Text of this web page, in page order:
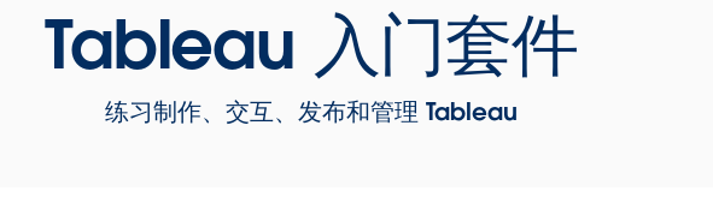
Tableau 入门套件
练习制作、交互、发布和管理 Tableau